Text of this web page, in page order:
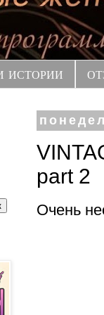
ИСТОРИИ
part 2
Очень